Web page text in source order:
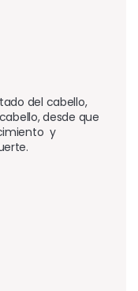
del cabello,
desde que
y